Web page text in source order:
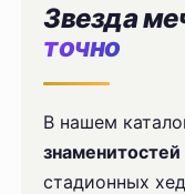
Звезда
точно
В нашем
знаменитостей
стадионных